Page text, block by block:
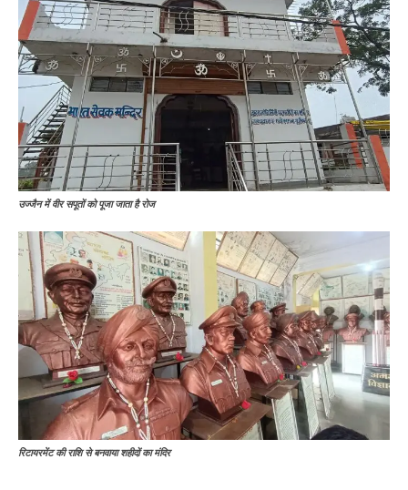
उज्जैन में वीर सपूतों को पूजा जाता है रोज
रिटायरमेंट की राशि से बनवाया शहीदों का मंदिर